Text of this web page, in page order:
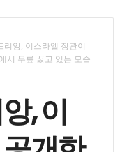
리앙, 이스라엘 장관이
서 무릎 꿇고 있는 모습
, 이